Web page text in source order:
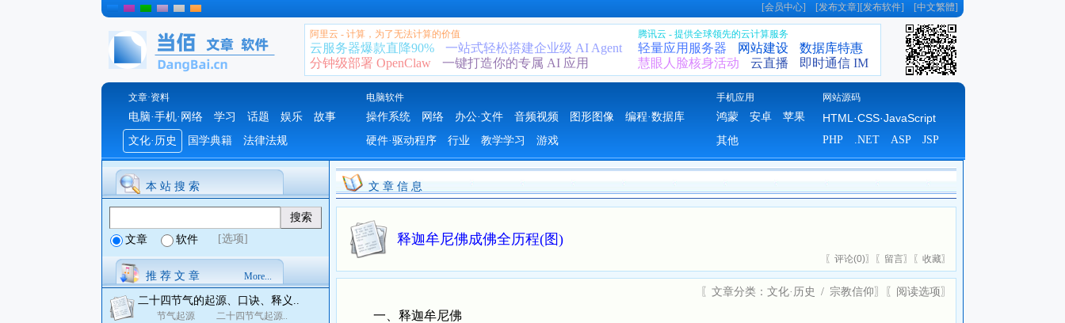
[会员中心] [发布文章][发布软件] [中文繁體]
阿里云 - 计算，为了无法计算的价值
云服务器爆款直降90%
一站式轻松搭建企业级 AI Agent
分钟级部署 OpenClaw
一键打造你的专属 AI 应用
腾讯云 - 提供全球领先的云计算服务
轻量应用服务器 网站建设
数据库特惠
慧眼人脸核身活动
云直播 即时通信 IM
文章·资料 电脑软件 手机应用 网站源码
电脑·手机·网络 学习 话题 娱乐
故事
文化·历史
国学典籍 法律法规
操作系统 网络 办公·文件 音频视频 图形图像
编程·数据库
硬件·驱动程序
行业 教学学习 游戏
鸿蒙 安卓
苹果
其他
HTML·CSS·JavaScript
PHP .NET ASP JSP
本 站 搜 索
文章 软件 [选项]
推 荐 文 章 More...
二十四节气的起源、口诀、释义..
节气起源 二十四节气起源..
文 章 信 息
释迦牟尼佛成佛全历程(图)
〖 评论(0)〗〖 留言〗〖 收藏〗
〖文章分类： 文化·历史 / 宗教信仰〗〖 阅读选项〗
一、释迦牟尼佛